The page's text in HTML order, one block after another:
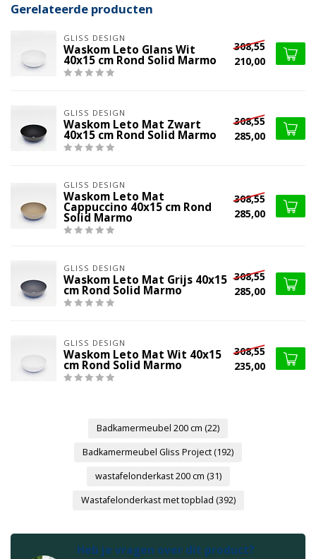
Gerelateerde producten
GLISS DESIGN
Waskom Leto Glans Wit
40x15 cm Rond Solid Marmo
308,55
210,00
GLISS DESIGN
Waskom Leto Mat Zwart
40x15 cm Rond Solid Marmo
308,55
285,00
GLISS DESIGN
Waskom Leto Mat
Cappuccino 40x15 cm Rond
Solid Marmo
308,55
285,00
GLISS DESIGN
Waskom Leto Mat Grijs 40x15
cm Rond Solid Marmo
308,55
285,00
GLISS DESIGN
Waskom Leto Mat Wit 40x15
cm Rond Solid Marmo
308,55
235,00
Badkamermeubel 200 cm (22)
Badkamermeubel Gliss Project(192)
wastafelonderkast 200 cm (31)
Wastafelonderkast met topblad (392)
Heb je vragen over dit product?